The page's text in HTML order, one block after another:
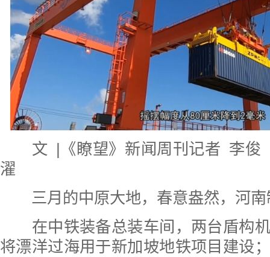
文 |《瞭望》新闻周刊记者 李
濯
三月的中原大地，春意盎然，河南
在中铁装备总装车间，两台盾构机
将漂洋过海用于新加坡地铁项目建设